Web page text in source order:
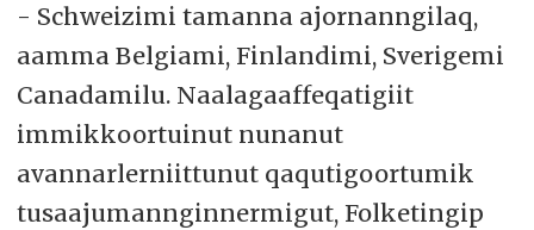
- Schweizimi tamanna ajornanngilaq,
aamma Belgiami, Finlandimi, Sverigemi
Canadamilu. Naalagaaffeqatigiit
immikkoortuinut nunanut
avannarlerniittunut qaqutigoortumik
tusaajumannginnermigut, Folketingip